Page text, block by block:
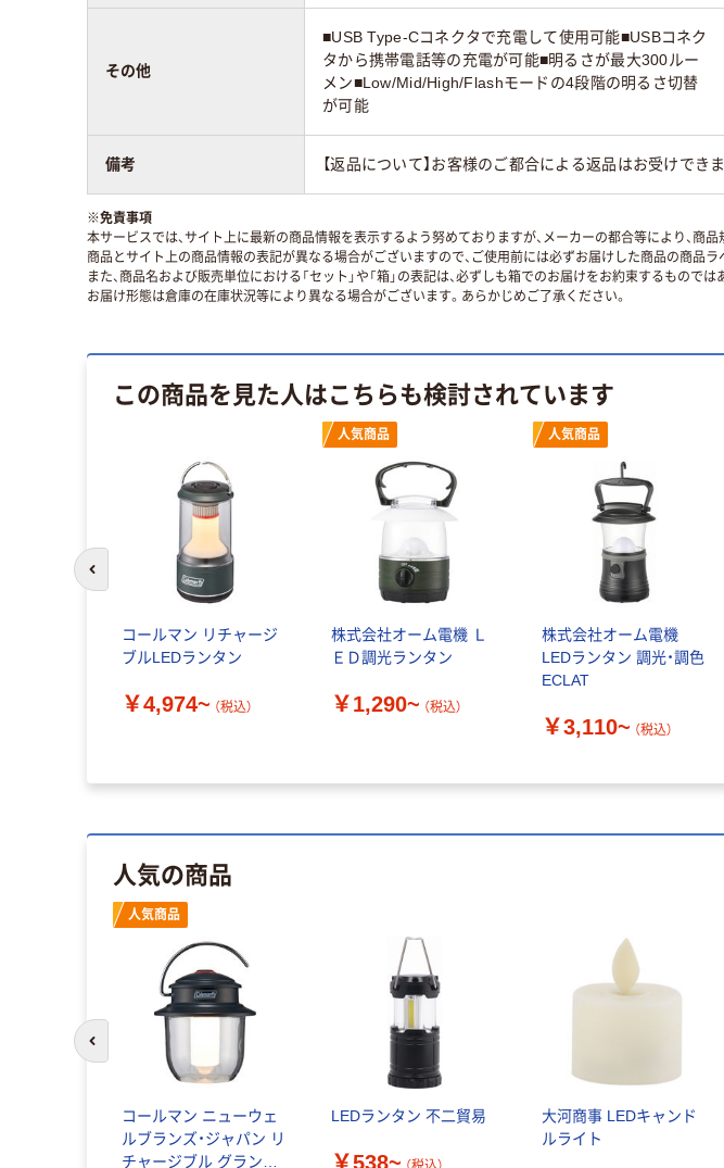
その他
■USB Type-Cコネクタで充電して使用可能■USBコネク
タから携帯電話等の充電が可能■明るさが最大300ルー
メン■Low/Mid/High/Flashモードの4段階の明るさ切替
が可能
備考 【返品について】お客様のご都合による返品はお受けできま
※免責事項
本サービスでは、サイト上に最新の商品情報を表示するよう努めておりますが、メーカーの都合等により、商品
商品とサイト上の商品情報の表記が異なる場合がございますので、ご使用前には必ずお届けした商品の商品
また、商品名および販売単位における「セット」や「箱」の表記は、必ずしも箱でのお届けをお約束するものでは
お届け形態は倉庫の在庫状況等により異なる場合がございます。あらかじめご了承ください。
この商品を見た人はこちらも検討されています
コールマン リチャージ
ブルLEDランタン
￥4,974~ （税込）
人気商品
株式会社オーム電機 Ｌ
ＥＤ調光ランタン
￥1,290~ （税込）
人気商品
株式会社オーム電機
LEDランタン 調光・調色
ECLAT
￥3,110~ （税込）
前のスライドへ
人気の商品
人気商品
コールマン ニューウェ
ルブランズ・ジャパン リ
チャージブル グランタ
LEDランタン 不二貿易
￥538~
大河商事 LEDキャンド
ルライト
前のスライドへ